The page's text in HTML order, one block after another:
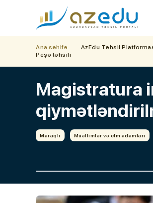
Ana səhifə AzEdu Təhsil
Peşə təhsili
Magistratura
Maraqlı Müəllimlər və elm adamları